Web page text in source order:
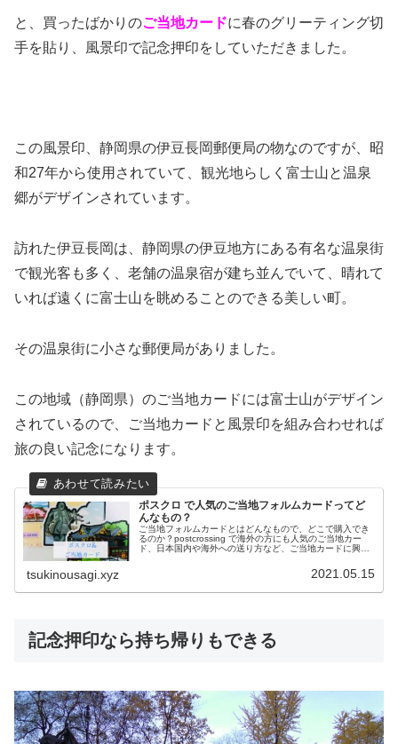
と、買ったばかりのご当地カードに春のグリーティング切
手を貼り、風景印で記念押印をしていただきました。
この風景印、静岡県の伊豆長岡郵便局の物なのですが、昭
和27年から使用されていて、観光地らしく富士山と温泉
郷がデザインされています。
訪れた伊豆長岡は、静岡県の伊豆地方にある有名な温泉街
で観光客も多く、老舗の温泉宿が建ち並んでいて、晴れて
いれば遠くに富士山を眺めることのできる美しい町。
その温泉街に小さな郵便局がありました。
この地域（静岡県）のご当地カードには富士山がデザイン
されているので、ご当地カードと風景印を組み合わせれば
旅の良い記念になります。
ポスクロ で人気のご当地フォルムカードってど
んなもの？
ご当地フォルムカードとはどんなもので、どこで購入でき
るのか？postcrossing で海外の方にも人気のご当地カー
ド、日本国内や海外への送り方など、ご当地カードに興味
tsukinousagi.xyz 2021.05.15
記念押印なら持ち帰りもできる